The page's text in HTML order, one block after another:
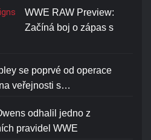
WWE RAW Preview:
Začíná boj o zápas s
se poprvé od operace
veřejnosti s…
odhalil jedno z
pravidel WWE